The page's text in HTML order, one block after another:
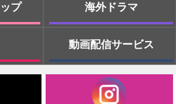
プ 海外ドラマ
動画配信サービス